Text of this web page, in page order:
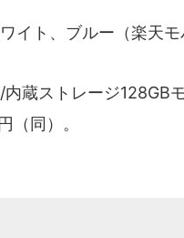
イト、ブルー（楽天モ
蔵ストレージ128GB
（同）。